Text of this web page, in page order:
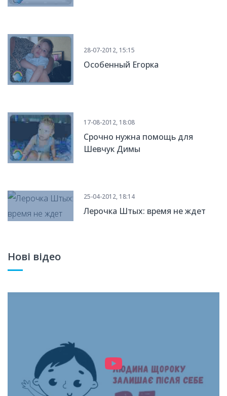
28-07-2012, 15:15
Особенный Егорка
17-08-2012, 18:08
Срочно нужна помощь для
Шевчук Димы
25-04-2012, 18:14
Лерочка Штых: время не ждет
Нові відео